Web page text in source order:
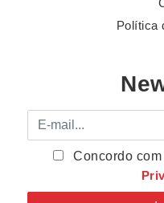
Política
E-mail
Concordo